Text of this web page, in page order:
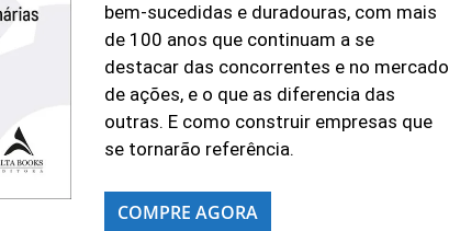
bem-sucedidas e duradouras, com mais
de 100 anos que continuam a se
destacar das concorrentes e no mercado
de ações, e o que as diferencia das
outras. E como construir empresas que
se tornarão referência.
COMPRE AGORA